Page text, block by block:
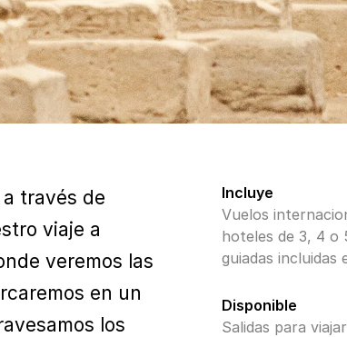
través de
viaje a
veremos las
en un
los
Incluye
Vuelos
hoteles de 3, 4 o
guiadas incluidas
Disponible
Salidas para